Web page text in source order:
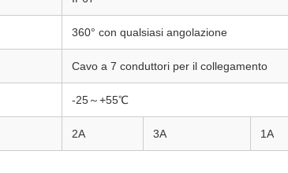
360° con qualsiasi angolazione
Cavo a 7 conduttori per il collegamento
-25～+55℃
2A 3A 1A